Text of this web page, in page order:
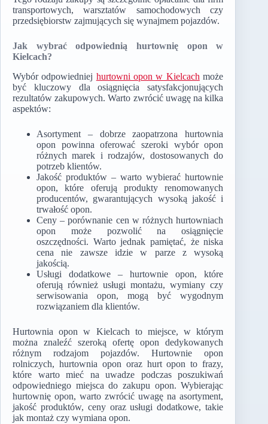
transportowych, warsztatów samochodowych czy
przedsiębiorstw zajmujących się wynajmem pojazdów.
Jak wybrać odpowiednią hurtownię opon w
Kielcach?
Wybór odpowiedniej hurtowni opon w Kielcach może
być kluczowy dla osiągnięcia satysfakcjonujących
rezultatów zakupowych. Warto zwrócić uwagę na kilka
aspektów:
Asortyment – dobrze zaopatrzona hurtownia
opon powinna oferować szeroki wybór opon
różnych marek i rodzajów, dostosowanych do
potrzeb klientów.
Jakość produktów – warto wybierać hurtownie
opon, które oferują produkty renomowanych
producentów, gwarantujących wysoką jakość i
trwałość opon.
Ceny – porównanie cen w różnych hurtowniach
opon może pozwolić na osiągnięcie
oszczędności. Warto jednak pamiętać, że niska
cena nie zawsze idzie w parze z wysoką
jakością.
Usługi dodatkowe – hurtownie opon, które
oferują również usługi montażu, wymiany czy
serwisowania opon, mogą być wygodnym
rozwiązaniem dla klientów.
Hurtownia opon w Kielcach to miejsce, w którym
można znaleźć szeroką ofertę opon dedykowanych
różnym rodzajom pojazdów. Hurtownie opon
rolniczych, hurtownia opon oraz hurt opon to frazy,
które warto mieć na uwadze podczas poszukiwań
odpowiedniego miejsca do zakupu opon. Wybierając
hurtownię opon, warto zwrócić uwagę na asortyment,
jakość produktów, ceny oraz usługi dodatkowe, takie
jak montaż czy wymiana opon.